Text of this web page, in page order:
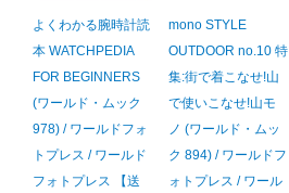
よくわかる腕時計読
本 WATCHPEDIA
FOR BEGINNERS
(ワールド・ムック
978) / ワールドフォ
トプレス / ワールド
フォトプレス 【送
mono STYLE
OUTDOOR no.10 特
集:街で着こなせ!山
で使いこなせ!山モ
ノ (ワールド・ムッ
ク 894) / ワールドフ
ォトプレス / ワール